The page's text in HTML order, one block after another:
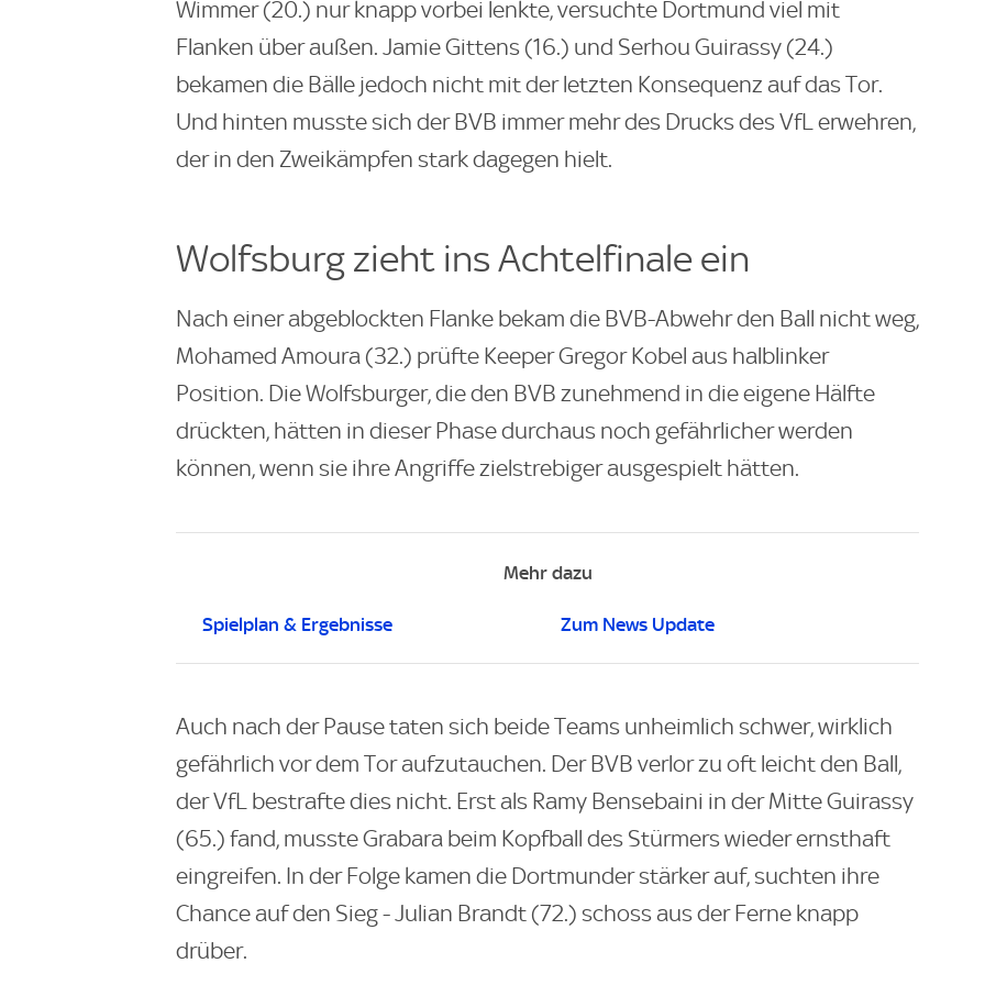
Wimmer (20.) nur knapp vorbei lenkte, versuchte Dortmund viel mit
Flanken über außen. Jamie Gittens (16.) und Serhou Guirassy (24.)
bekamen die Bälle jedoch nicht mit der letzten Konsequenz auf das Tor.
Und hinten musste sich der BVB immer mehr des Drucks des VfL erwehren,
der in den Zweikämpfen stark dagegen hielt.
Wolfsburg zieht ins Achtelfinale ein
Nach einer abgeblockten Flanke bekam die BVB-Abwehr den Ball nicht weg,
Mohamed Amoura (32.) prüfte Keeper Gregor Kobel aus halblinker
Position. Die Wolfsburger, die den BVB zunehmend in die eigene Hälfte
drückten, hätten in dieser Phase durchaus noch gefährlicher werden
können, wenn sie ihre Angriffe zielstrebiger ausgespielt hätten.
Mehr dazu
Spielplan & Ergebnisse Zum News Update
Auch nach der Pause taten sich beide Teams unheimlich schwer, wirklich
gefährlich vor dem Tor aufzutauchen. Der BVB verlor zu oft leicht den Ball,
der VfL bestrafte dies nicht. Erst als Ramy Bensebaini in der Mitte Guirassy
(65.) fand, musste Grabara beim Kopfball des Stürmers wieder ernsthaft
eingreifen. In der Folge kamen die Dortmunder stärker auf, suchten ihre
Chance auf den Sieg - Julian Brandt (72.) schoss aus der Ferne knapp
drüber.